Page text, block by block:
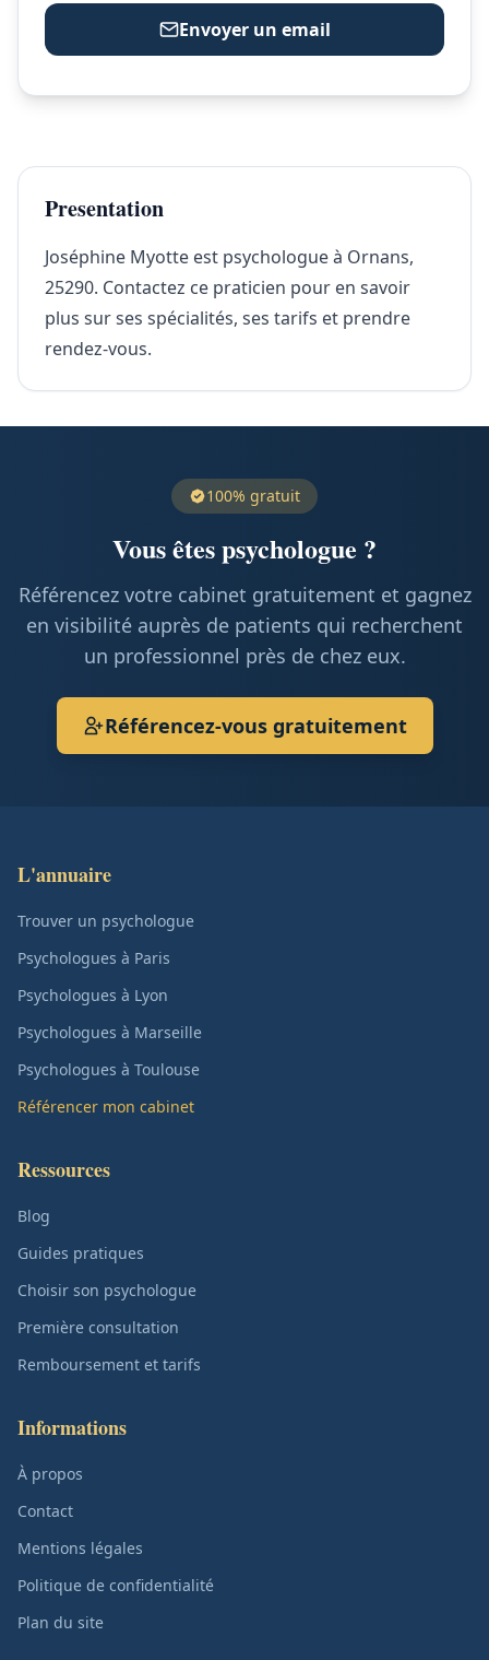
Envoyer un email
Presentation
Joséphine Myotte est psychologue à Ornans,
25290. Contactez ce praticien pour en savoir
plus sur ses spécialités, ses tarifs et prendre
rendez-vous.
100% gratuit
Vous êtes psychologue ?
Référencez votre cabinet gratuitement et gagnez
en visibilité auprès de patients qui recherchent
un professionnel près de chez eux.
Référencez-vous gratuitement
L'annuaire
Trouver un psychologue
Psychologues à Paris
Psychologues à Lyon
Psychologues à Marseille
Psychologues à Toulouse
Référencer mon cabinet
Ressources
Blog
Guides pratiques
Choisir son psychologue
Première consultation
Remboursement et tarifs
Informations
À propos
Contact
Mentions légales
Politique de confidentialité
Plan du site